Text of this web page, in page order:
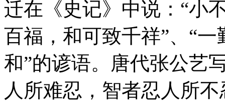
迁在《史记》中说：“小
百福，和可致千祥”、“
和”的谚语。唐代张公艺
人所难忍，智者忍人所